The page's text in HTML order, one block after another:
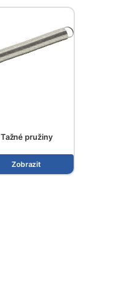
Tažné pružiny
Zobrazit